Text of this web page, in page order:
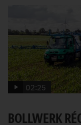
02:25
BOLLWERK